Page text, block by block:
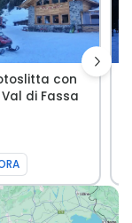
con
di Fassa